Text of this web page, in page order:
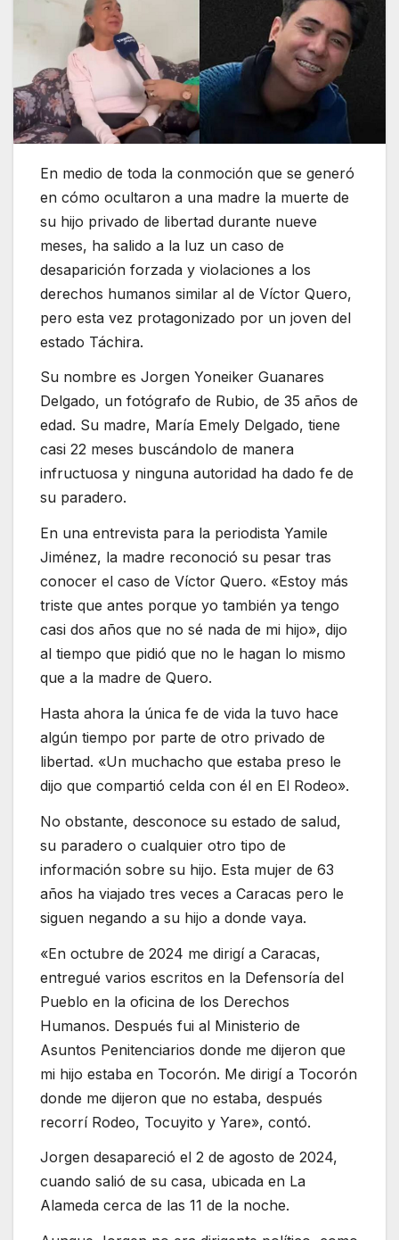
En medio de toda la conmoción que se generó
en cómo ocultaron a una madre la muerte de
su hijo privado de libertad durante nueve
meses, ha salido a la luz un caso de
desaparición forzada y violaciones a los
derechos humanos similar al de Víctor Quero,
pero esta vez protagonizado por un joven del
estado Táchira.
Su nombre es Jorgen Yoneiker Guanares
Delgado, un fotógrafo de Rubio, de 35 años de
edad. Su madre, María Emely Delgado, tiene
casi 22 meses buscándolo de manera
infructuosa y ninguna autoridad ha dado fe de
su paradero.
En una entrevista para la periodista Yamile
Jiménez, la madre reconoció su pesar tras
conocer el caso de Víctor Quero. «Estoy más
triste que antes porque yo también ya tengo
casi dos años que no sé nada de mi hijo», dijo
al tiempo que pidió que no le hagan lo mismo
que a la madre de Quero.
Hasta ahora la única fe de vida la tuvo hace
algún tiempo por parte de otro privado de
libertad. «Un muchacho que estaba preso le
dijo que compartió celda con él en El Rodeo».
No obstante, desconoce su estado de salud,
su paradero o cualquier otro tipo de
información sobre su hijo. Esta mujer de 63
años ha viajado tres veces a Caracas pero le
siguen negando a su hijo a donde vaya.
«En octubre de 2024 me dirigí a Caracas,
entregué varios escritos en la Defensoría del
Pueblo en la oficina de los Derechos
Humanos. Después fui al Ministerio de
Asuntos Penitenciarios donde me dijeron que
mi hijo estaba en Tocorón. Me dirigí a Tocorón
donde me dijeron que no estaba, después
recorrí Rodeo, Tocuyito y Yare», contó.
Jorgen desapareció el 2 de agosto de 2024,
cuando salió de su casa, ubicada en La
Alameda cerca de las 11 de la noche.